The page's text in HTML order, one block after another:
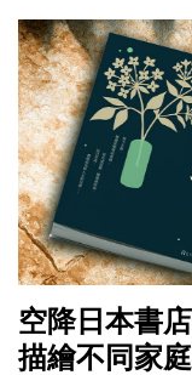
空降日本書
描繪不同家